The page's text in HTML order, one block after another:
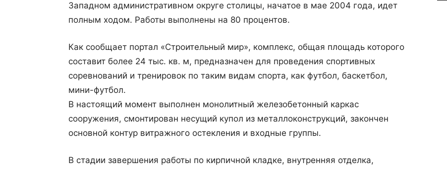
Западном административном округе столицы, начатое в мае 2004 года, идет
полным ходом. Работы выполнены на 80 процентов.
Как сообщает портал «Строительный мир», комплекс, общая площадь которого
составит более 24 тыс. кв. м, предназначен для проведения спортивных
соревнований и тренировок по таким видам спорта, как футбол, баскетбол,
мини-футбол.
В настоящий момент выполнен монолитный железобетонный каркас
сооружения, смонтирован несущий купол из металлоконструкций, закончен
основной контур витражного остекления и входные группы.
В стадии завершения работы по кирпичной кладке, внутренняя отделка,